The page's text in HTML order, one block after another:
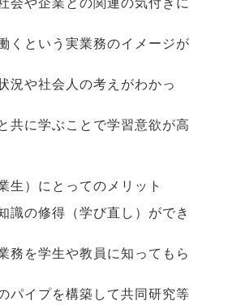
くという実業務のイメージが
況や社会人の考えがわかっ
共に学ぶことで学習意欲が高
生）にとってのメリット
識の修得（学び直し）ができ
務を学生や教員に知ってもら
パイプを構築して共同研究等